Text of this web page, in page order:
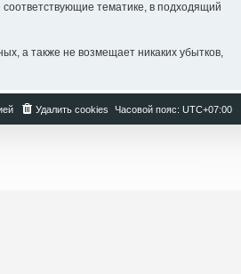
тематике, в подходящий
а также не возмещает никаких убытков,
Часовой пояс: UTC+07:00
Удалить cookies